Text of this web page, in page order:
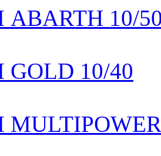
ABARTH 10/
GOLD 10/40